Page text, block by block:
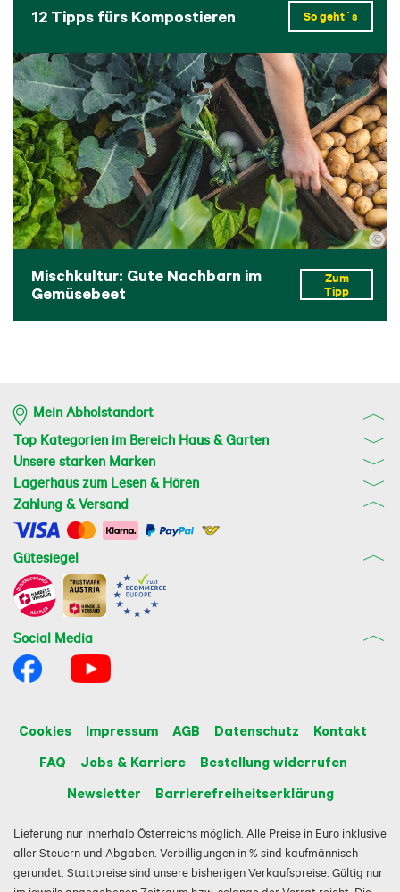
12 Tipps fürs Kompostieren So geht´s
Mischkultur: Gute Nachbarn im
Gemüsebeet
Zum
Tipp
©
Mein Abholstandort
Top Kategorien im Bereich Haus & Garten
Unsere starken Marken
Lagerhaus zum Lesen & Hören
Zahlung & Versand
Gütesiegel
Social Media
Cookies Impressum AGB Datenschutz
Kontakt
FAQ
Jobs & Karriere
Bestellung widerrufen
Newsletter
Barrierefreiheitserklärung
Lieferung nur innerhalb Österreichs möglich. Alle Preise in Euro inklusive
aller Steuern und Abgaben. Verbilligungen in % sind kaufmännisch
gerundet. Stattpreise sind unsere bisherigen Verkaufspreise. Gültig nur